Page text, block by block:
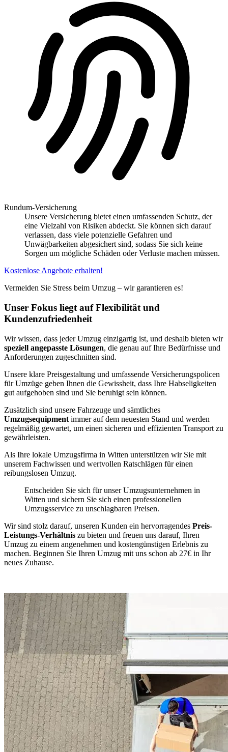
Rundum-Versicherung
Unsere Versicherung bietet einen umfassenden Schutz, der
eine Vielzahl von Risiken abdeckt. Sie können sich darauf
verlassen, dass viele potenzielle Gefahren und
Unwägbarkeiten abgesichert sind, sodass Sie sich keine
Sorgen um mögliche Schäden oder Verluste machen müssen.
Kostenlose Angebote erhalten!
Vermeiden Sie Stress beim Umzug – wir garantieren es!
Unser Fokus liegt auf Flexibilität und
Kundenzufriedenheit
Wir wissen, dass jeder Umzug einzigartig ist, und deshalb bieten wir
speziell angepasste Lösungen, die genau auf Ihre Bedürfnisse und
Anforderungen zugeschnitten sind.
Unsere klare Preisgestaltung und umfassende Versicherungspolicen
für Umzüge geben Ihnen die Gewissheit, dass Ihre Habseligkeiten
gut aufgehoben sind und Sie beruhigt sein können.
Zusätzlich sind unsere Fahrzeuge und sämtliches
Umzugsequipment immer auf dem neuesten Stand und werden
regelmäßig gewartet, um einen sicheren und effizienten Transport zu
gewährleisten.
Als Ihre lokale Umzugsfirma in Witten unterstützen wir Sie mit
unserem Fachwissen und wertvollen Ratschlägen für einen
reibungslosen Umzug.
Entscheiden Sie sich für unser Umzugsunternehmen in
Witten und sichern Sie sich einen professionellen
Umzugsservice zu unschlagbaren Preisen.
Wir sind stolz darauf, unseren Kunden ein hervorragendes Preis-
Leistungs-Verhältnis zu bieten und freuen uns darauf, Ihren
Umzug zu einem angenehmen und kostengünstigen Erlebnis zu
machen. Beginnen Sie Ihren Umzug mit uns schon ab 27€ in Ihr
neues Zuhause.